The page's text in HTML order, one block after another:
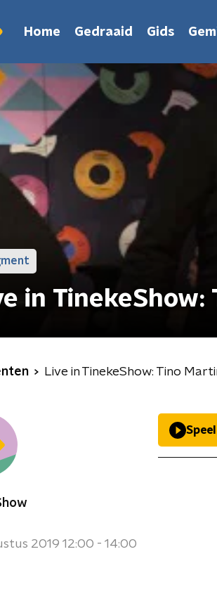
Home Gedraaid Gids
in
Live in TinekeShow: Tino
2019 12:00 - 14:00